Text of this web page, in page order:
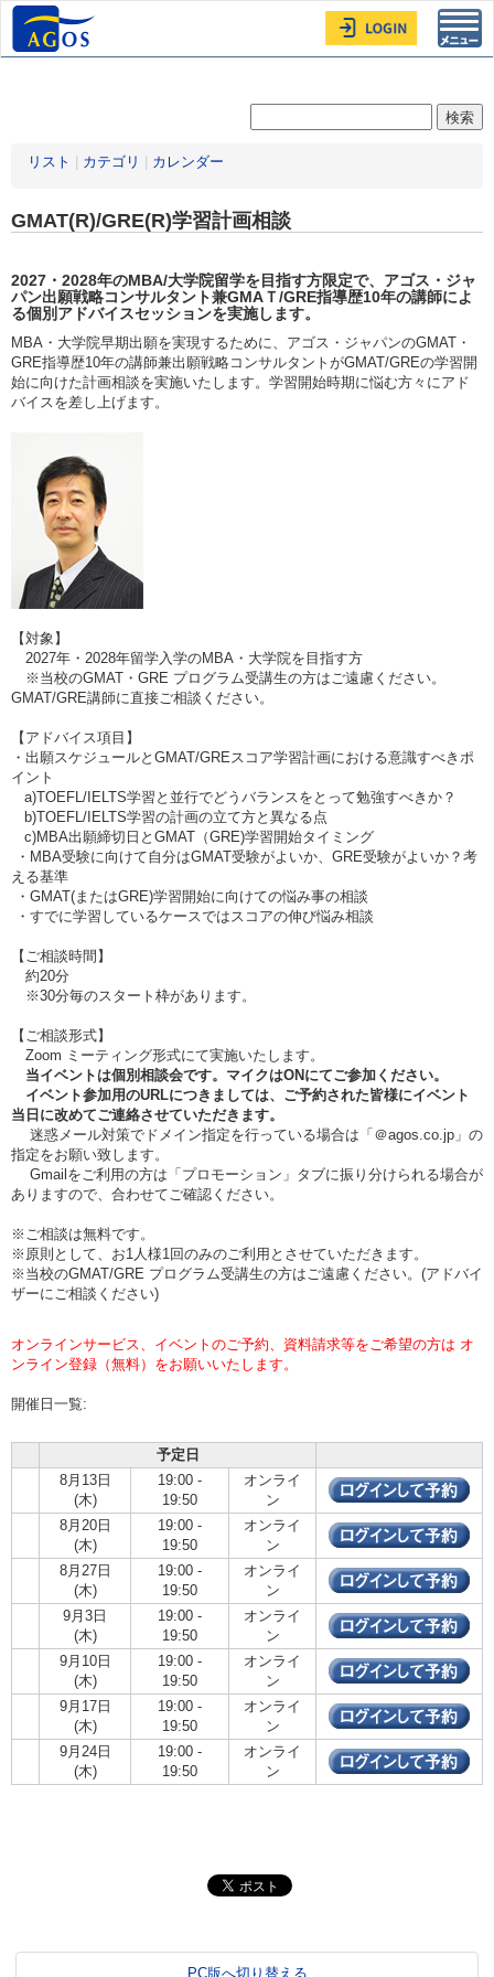
リスト カテゴリ カレンダー
GMAT(R)/GRE(R)学習計画相談
2027・2028年のMBA/大学院留学を目指す方限定で、アゴス・ジャ
パン出願戦略コンサルタント兼GMAＴ/GRE指導歴10年の講師によ
る個別アドバイスセッションを実施します。
MBA・大学院早期出願を実現するために、アゴス・ジャパンのGMAT・
GRE指導歴10年の講師兼出願戦略コンサルタントがGMAT/GREの学習開
始に向けた計画相談を実施いたします。学習開始時期に悩む方々にアド
バイスを差し上げます。
【対象】
2027年・2028年留学入学のMBA・大学院を目指す方
※当校のGMAT・GRE プログラム受講生の方はご遠慮ください。
GMAT/GRE講師に直接ご相談ください。
【アドバイス項目】
・出願スケジュールとGMAT/GREスコア学習計画における意識すべきポ
イント
a)TOEFL/IELTS学習と並行でどうバランスをとって勉強すべきか？
b)TOEFL/IELTS学習の計画の立て方と異なる点
c)MBA出願締切日とGMAT（GRE)学習開始タイミング
・MBA受験に向けて自分はGMAT受験がよいか、GRE受験がよいか？考
える基準
・GMAT(またはGRE)学習開始に向けての悩み事の相談
・すでに学習しているケースではスコアの伸び悩み相談
【ご相談時間】
約20分
※30分毎のスタート枠があります。
【ご相談形式】
Zoom ミーティング形式にて実施いたします。
当イベントは個別相談会です。マイクはONにてご参加ください。
イベント参加用のURLにつきましては、ご予約された皆様にイベント
当日に改めてご連絡させていただきます。
迷惑メール対策でドメイン指定を行っている場合は「＠agos.co.jp」の
指定をお願い致します。
Gmailをご利用の方は「プロモーション」タブに振り分けられる場合が
ありますので、合わせてご確認ください。
※ご相談は無料です。
※原則として、お1人様1回のみのご利用とさせていただきます。
※当校のGMAT/GRE プログラム受講生の方はご遠慮ください。(アドバイ
ザーにご相談ください)
オンラインサービス、イベントのご予約、資料請求等をご希望の方は オ
ンライン登録（無料）をお願いいたします。
開催日一覧:
予定日
8月13日
(木)
19:00 -
19:50
オンライ
ン
8月20日
(木)
19:00 -
19:50
オンライ
ン
8月27日
(木)
19:00 -
19:50
オンライ
ン
9月3日
(木)
19:00 -
19:50
オンライ
ン
9月10日
(木)
19:00 -
19:50
オンライ
ン
9月17日
(木)
19:00 -
19:50
オンライ
ン
9月24日
(木)
19:00 -
19:50
オンライ
ン
PC版へ切り替える